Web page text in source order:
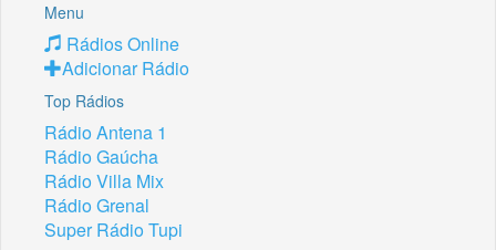
Menu
Rádios Online
Adicionar Rádio
Top Rádios
Rádio Antena 1
Rádio Gaúcha
Rádio Villa Mix
Rádio Grenal
Super Rádio Tupi